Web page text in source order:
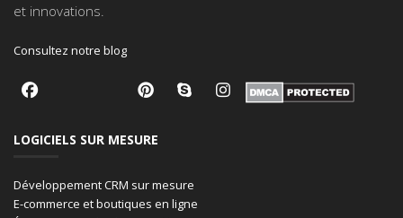
et innovations.
Consultez notre blog
LOGICIELS SUR MESURE
Développement CRM sur mesure
E-commerce et boutiques en ligne